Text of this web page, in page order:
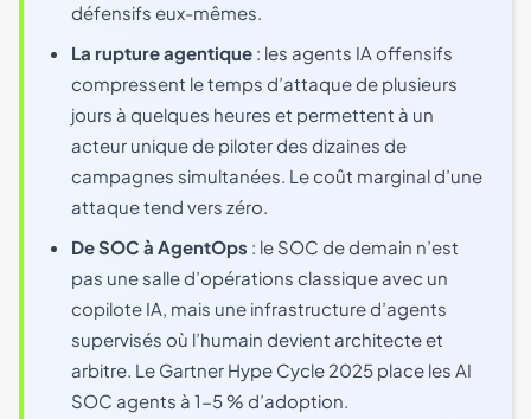
défensifs eux-mêmes.
La rupture agentique : les agents IA offensifs
compressent le temps d’attaque de plusieurs
jours à quelques heures et permettent à un
acteur unique de piloter des dizaines de
campagnes simultanées. Le coût marginal d’une
attaque tend vers zéro.
De SOC à AgentOps : le SOC de demain n’est
pas une salle d’opérations classique avec un
copilote IA, mais une infrastructure d’agents
supervisés où l’humain devient architecte et
arbitre. Le Gartner Hype Cycle 2025 place les AI
SOC agents à 1-5 % d’adoption.